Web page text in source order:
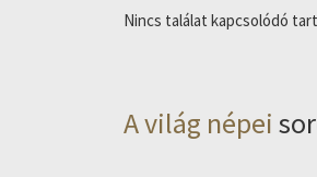
Nincs találat kapcsolódó
A világ népei